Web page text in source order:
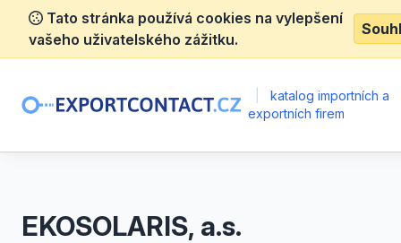
Tato stránka používá cookies na vylepšení
vašeho uživatelského zážitku.
katalog importních a
exportních firem
EKOSOLARIS, a.s.